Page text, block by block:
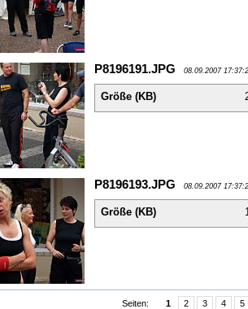
P8196191.JPG 08.09.2007
Größe (KB)
P8196193.JPG 08.09.2007
Größe (KB)
Seiten: 1 2 3 4 5